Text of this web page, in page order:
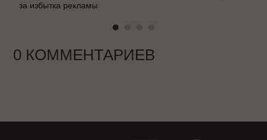
за избытка рекламы
0 КОММЕНТАРИЕВ